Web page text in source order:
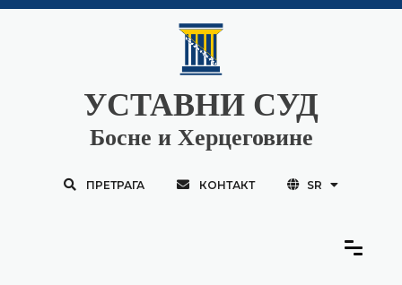
УСТАВНИ СУД
Босне и Херцеговине
ПРЕТРАГА КОНТАКТ SR